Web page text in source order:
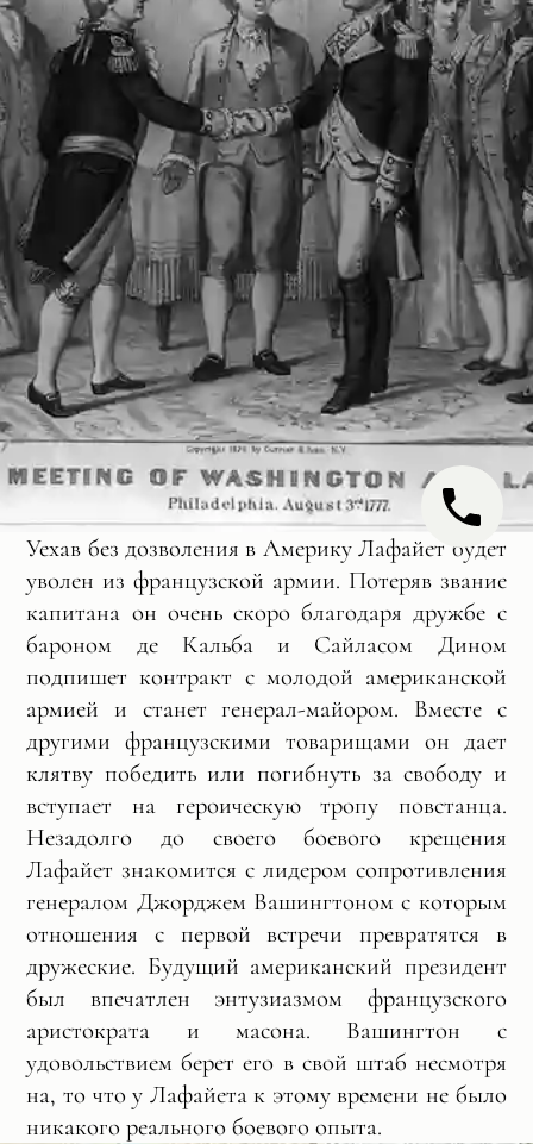
Уехав без дозволения в Америку Лафайет будет
уволен из французской армии. Потеряв звание
капитана он очень скоро благодаря дружбе с
бароном де Кальба и Сайласом Дином
подпишет контракт с молодой американской
армией и станет генерал-майором. Вместе с
другими французскими товарищами он дает
клятву победить или погибнуть за свободу и
вступает на героическую тропу повстанца.
Незадолго до своего боевого крещения
Лафайет знакомится с лидером сопротивления
генералом Джорджем Вашингтоном с которым
отношения с первой встречи превратятся в
дружеские. Будущий американский президент
был впечатлен энтузиазмом французского
аристократа и масона. Вашингтон с
удовольствием берет его в свой штаб несмотря
на, то что у Лафайета к этому времени не было
никакого реального боевого опыта.